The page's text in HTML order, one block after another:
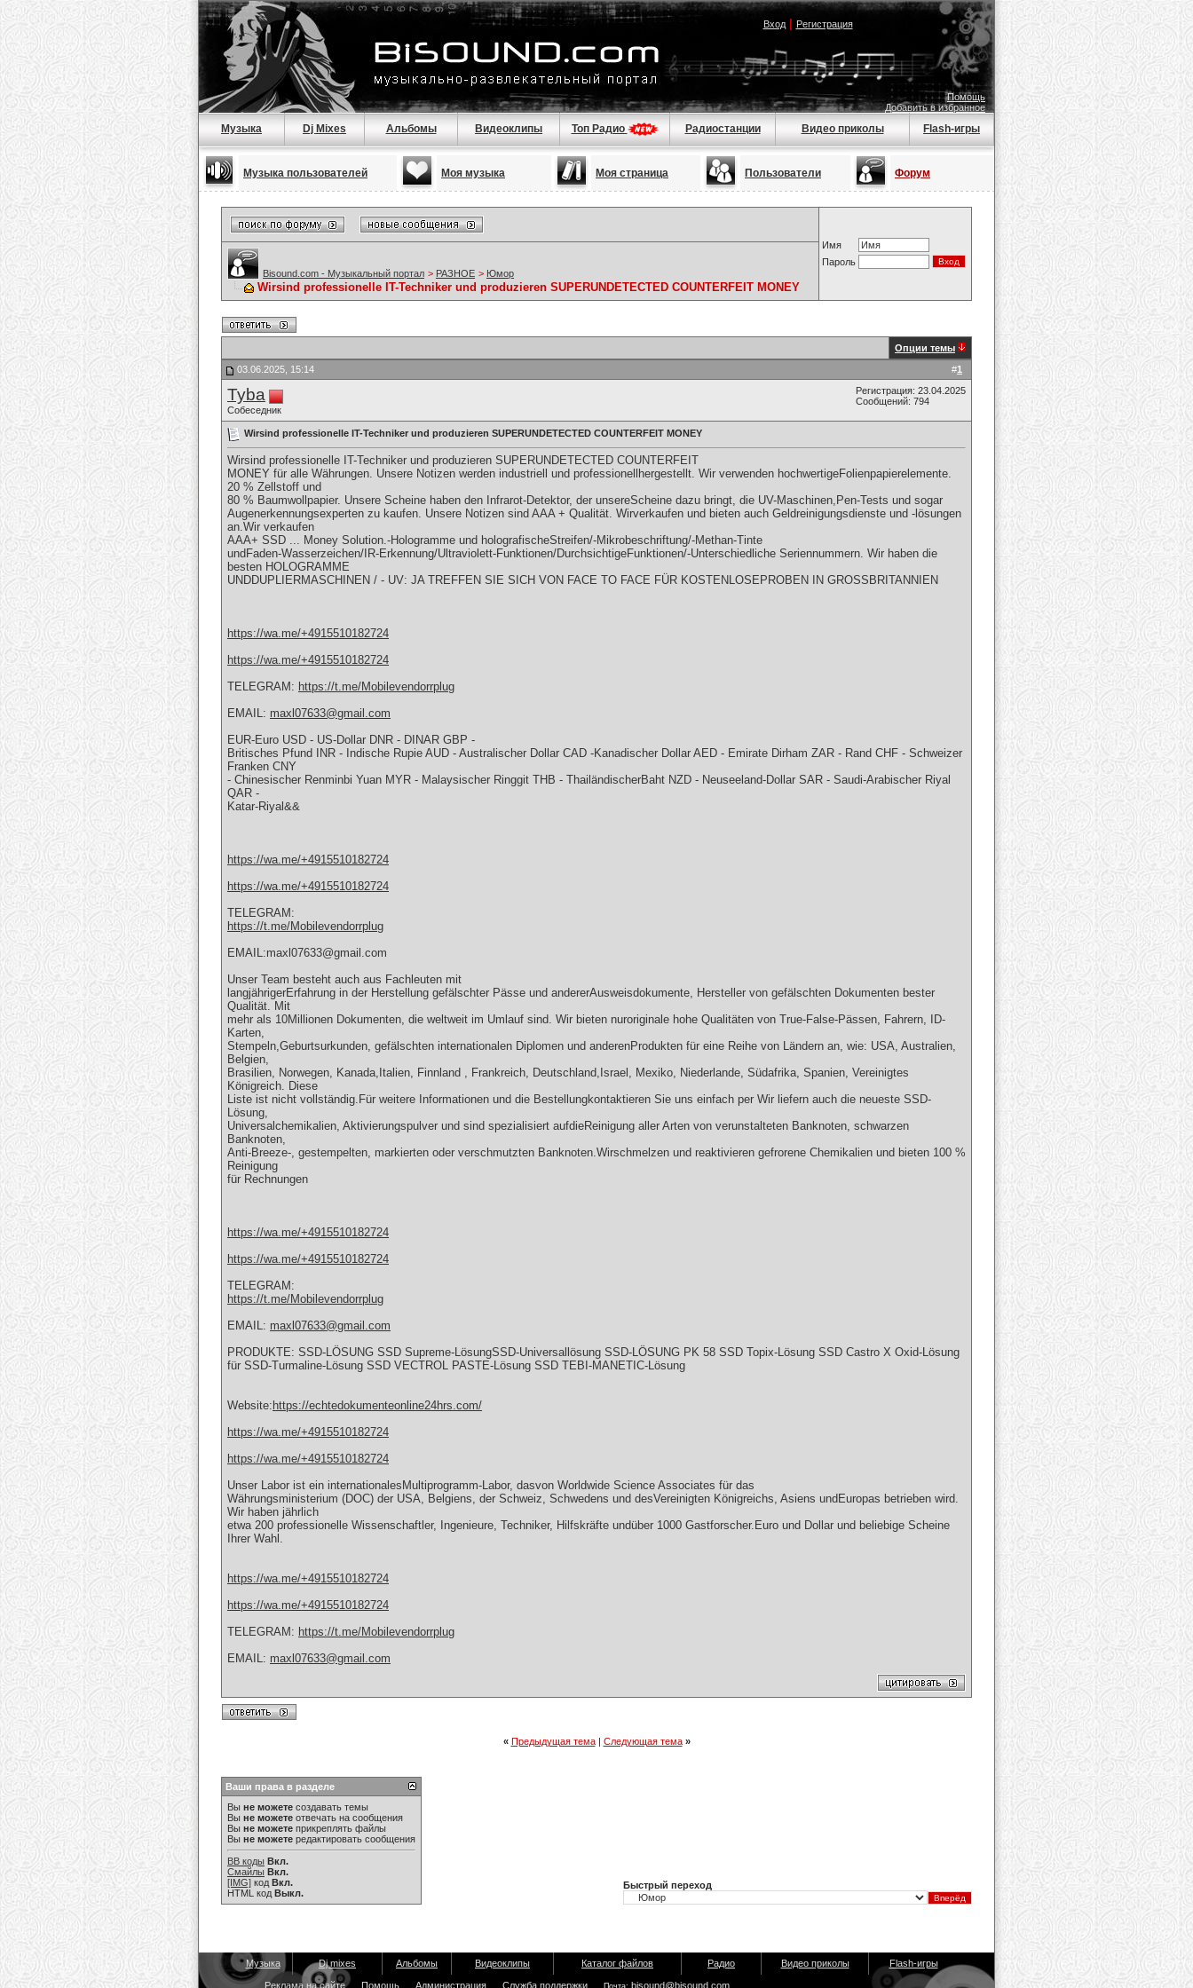
Вход| Регистрация
Помощь
Добавить в избранное
Музыка Dj Mixes Альбомы Видеоклипы Топ Радио Радиостанции Видео приколы Flash-игры
Музыка пользователей Моя музыка Моя страница Пользователи Форум
Имя
Пароль
Bisound.com - Музыкальный портал > РАЗНОЕ > Юмор
Wirsind professionelle IT-Techniker und produzieren SUPERUNDETECTED COUNTERFEIT MONEY
Опции темы
#1
03.06.2025, 15:14
Tyba
Собеседник
Регистрация: 23.04.2025
Сообщений: 794
Wirsind professionelle IT-Techniker und produzieren SUPERUNDETECTED COUNTERFEIT MONEY
Wirsind professionelle IT-Techniker und produzieren SUPERUNDETECTED COUNTERFEIT
MONEY für alle Währungen. Unsere Notizen werden industriell und professionellhergestellt. Wir verwenden hochwertigeFolienpapierelemente.
20 % Zellstoff und
80 % Baumwollpapier. Unsere Scheine haben den Infrarot-Detektor, der unsereScheine dazu bringt, die UV-Maschinen,Pen-Tests und sogar
Augenerkennungsexperten zu kaufen. Unsere Notizen sind AAA + Qualität. Wirverkaufen und bieten auch Geldreinigungsdienste und -lösungen
an.Wir verkaufen
AAA+ SSD ... Money Solution.-Hologramme und holografischeStreifen/-Mikrobeschriftung/-Methan-Tinte
undFaden-Wasserzeichen/IR-Erkennung/Ultraviolett-Funktionen/DurchsichtigeFunktionen/-Unterschiedliche Seriennummern. Wir haben die
besten HOLOGRAMME
UNDDUPLIERMASCHINEN / - UV: JA TREFFEN SIE SICH VON FACE TO FACE FÜR KOSTENLOSEPROBEN IN GROSSBRITANNIEN
https://wa.me/+4915510182724
https://wa.me/+4915510182724
TELEGRAM: https://t.me/Mobilevendorrplug
EMAIL: maxl07633@gmail.com
EUR-Euro USD - US-Dollar DNR - DINAR GBP -
Britisches Pfund INR - Indische Rupie AUD - Australischer Dollar CAD -Kanadischer Dollar AED - Emirate Dirham ZAR - Rand CHF - Schweizer
Franken CNY
- Chinesischer Renminbi Yuan MYR - Malaysischer Ringgit THB - ThailändischerBaht NZD - Neuseeland-Dollar SAR - Saudi-Arabischer Riyal
QAR -
Katar-Riyal&&
https://wa.me/+4915510182724
https://wa.me/+4915510182724
TELEGRAM:
https://t.me/Mobilevendorrplug
EMAIL:maxl07633@gmail.com
Unser Team besteht auch aus Fachleuten mit
langjährigerErfahrung in der Herstellung gefälschter Pässe und andererAusweisdokumente, Hersteller von gefälschten Dokumenten bester
Qualität. Mit
mehr als 10Millionen Dokumenten, die weltweit im Umlauf sind. Wir bieten nuroriginale hohe Qualitäten von True-False-Pässen, Fahrern, ID-
Karten,
Stempeln,Geburtsurkunden, gefälschten internationalen Diplomen und anderenProdukten für eine Reihe von Ländern an, wie: USA, Australien,
Belgien,
Brasilien, Norwegen, Kanada,Italien, Finnland , Frankreich, Deutschland,Israel, Mexiko, Niederlande, Südafrika, Spanien, Vereinigtes
Königreich. Diese
Liste ist nicht vollständig.Für weitere Informationen und die Bestellungkontaktieren Sie uns einfach per Wir liefern auch die neueste SSD-
Lösung,
Universalchemikalien, Aktivierungspulver und sind spezialisiert aufdieReinigung aller Arten von verunstalteten Banknoten, schwarzen
Banknoten,
Anti-Breeze-, gestempelten, markierten oder verschmutzten Banknoten.Wirschmelzen und reaktivieren gefrorene Chemikalien und bieten 100 %
Reinigung
für Rechnungen
https://wa.me/+4915510182724
https://wa.me/+4915510182724
TELEGRAM:
https://t.me/Mobilevendorrplug
EMAIL: maxl07633@gmail.com
PRODUKTE: SSD-LÖSUNG SSD Supreme-LösungSSD-Universallösung SSD-LÖSUNG PK 58 SSD Topix-Lösung SSD Castro X Oxid-Lösung
für SSD-Turmaline-Lösung SSD VECTROL PASTE-Lösung SSD TEBI-MANETIC-Lösung
Website: https://echtedokumenteonline24hrs.com/
https://wa.me/+4915510182724
https://wa.me/+4915510182724
Unser Labor ist ein internationalesMultiprogramm-Labor, dasvon Worldwide Science Associates für das
Währungsministerium (DOC) der USA, Belgiens, der Schweiz, Schwedens und desVereinigten Königreichs, Asiens undEuropas betrieben wird.
Wir haben jährlich
etwa 200 professionelle Wissenschaftler, Ingenieure, Techniker, Hilfskräfte undüber 1000 Gastforscher.Euro und Dollar und beliebige Scheine
Ihrer Wahl.
https://wa.me/+4915510182724
https://wa.me/+4915510182724
TELEGRAM: https://t.me/Mobilevendorrplug
EMAIL: maxl07633@gmail.com
« Предыдущая тема| Следующая тема »
Ваши права в разделе
Вы не можете создавать темы
Вы не можете отвечать на сообщения
Вы не можете прикреплять файлы
Вы не можете редактировать сообщения
BB коды Вкл.
Смайлы Вкл.
[IMG] код Вкл.
HTML код Выкл.
Быстрый переход
Музыка Dj mixes Альбомы Видеоклипы Каталог файлов Радио Видео приколы Flash-игры
Реклама на сайте Помощь Администрация Служба поддержки Почта: bisound@bisound.com